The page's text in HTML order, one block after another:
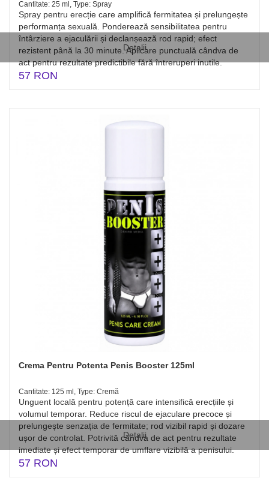
Detalii
Cantitate: 25 ml, Type: Spray
Spray pentru erecție care amplifică fermitatea și prelungește
performanța sexuală. Ponderează sensibilitatea pentru
întârziere a ejaculării și declanșează rod rapid; efect
rezistent până la 30 minute. Aplicare punctuală cândva de
act pentru rezultate predictibile fără întreruperi inutile.
57 RON
Detalii
Crema Pentru Potenta Penis Booster 125ml
Cantitate: 125 ml, Type: Cremă
Unguent locală pentru potență care intensifică erecțiile și
volumul temporar. Reduce riscul de ejaculare precoce și
prelungește senzația de fermitate; rod vizibil rapid și dozare
ușor de controlat. Potrivită cândva de act pentru rezultate
imediate și efect temporar de umflare vizibilă a penisului.
57 RON